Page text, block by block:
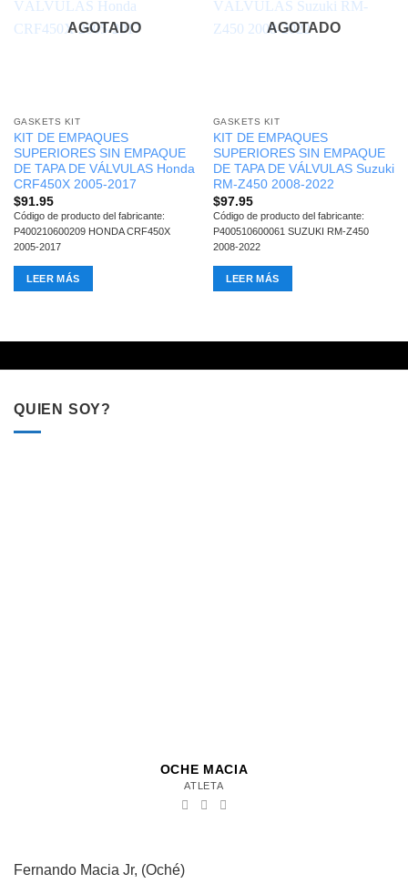
AGOTADO
GASKETS KIT
KIT DE EMPAQUES
SUPERIORES SIN EMPAQUE
DE TAPA DE VÁLVULAS Honda
CRF450X 2005-2017
$91.95
Código de producto del fabricante:
P400210600209 HONDA CRF450X
2005-2017
LEER MÁS
AGOTADO
GASKETS KIT
KIT DE EMPAQUES
SUPERIORES SIN EMPAQUE
DE TAPA DE VÁLVULAS Suzuki
RM-Z450 2008-2022
$97.95
Código de producto del fabricante:
P400510600061 SUZUKI RM-Z450
2008-2022
LEER MÁS
QUIEN SOY?
OCHE MACIA
ATLETA
Fernando Macia Jr, (Oché)